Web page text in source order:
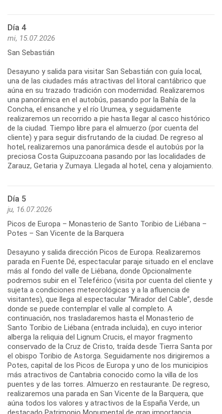
Día 4
mi, 15.07.2026
San Sebastián
Desayuno y salida para visitar San Sebastián con guía local,
una de las ciudades más atractivas del litoral cantábrico que
aúna en su trazado tradición con modernidad. Realizaremos
una panorámica en el autobús, pasando por la Bahía de la
Concha, el ensanche y el río Urumea, y seguidamente
realizaremos un recorrido a pie hasta llegar al casco histórico
de la ciudad. Tiempo libre para el almuerzo (por cuenta del
cliente) y para seguir disfrutando de la ciudad. De regreso al
hotel, realizaremos una panorámica desde el autobús por la
preciosa Costa Guipuzcoana pasando por las localidades de
Zarauz, Getaria y Zumaya. Llegada al hotel, cena y alojamiento.
Día 5
ju, 16.07.2026
Picos de Europa – Monasterio de Santo Toribio de Liébana –
Potes – San Vicente de la Barquera
Desayuno y salida dirección Picos de Europa. Realizaremos
parada en Fuente Dé, espectacular paraje situado en el enclave
más al fondo del valle de Liébana, donde Opcionalmente
podremos subir en el Teleférico (visita por cuenta del cliente y
sujeta a condiciones meteorológicas y a la afluencia de
visitantes), que llega al espectacular “Mirador del Cable”, desde
donde se puede contemplar el valle al completo. A
continuación, nos trasladaremos hasta el Monasterio de
Santo Toribio de Liébana (entrada incluida), en cuyo interior
alberga la reliquia del Lignum Crucis, el mayor fragmento
conservado de la Cruz de Cristo, traída desde Tierra Santa por
el obispo Toribio de Astorga. Seguidamente nos dirigiremos a
Potes, capital de los Picos de Europa y uno de los municipios
más atractivos de Cantabria conocido como la villa de los
puentes y de las torres. Almuerzo en restaurante. De regreso,
realizaremos una parada en San Vicente de la Barquera, que
aúna todos los valores y atractivos de la España Verde, un